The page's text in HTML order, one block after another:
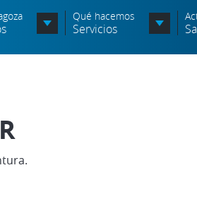
Asociadas
seguridad de la
Qué hacemos
Servicios